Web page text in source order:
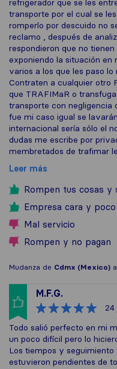
refrigerador que se les
transporte por el cual se
romperlo por descuido no
reclamo , después de
respondieron que no
exponiendo la situación en
varios a los que les paso
Contraten a cualquier otro
que TRAFIMaR o
transporte con negligencia
fue mi caso igual se
internacional sería sólo el
dudas me escribe por
membretados de trafimar
Leer más
Rompen tus cosas y
Empresa cara y poco
Mal servicio
Rompen y no pagan
Mudanza de Cdmx (Mexico) a
M.F.G.
24
Todo salió perfecto en mi
un poco difícil pero lo
Los tiempos y
estuvieron pendientes de